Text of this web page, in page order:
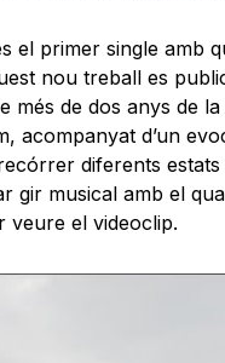
el primer single amb
nou treball es
més de dos anys de
acompanyat d’un
diferents
gir musical amb el
veure el videoclip.